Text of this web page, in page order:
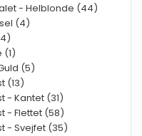
- Helblonde (44)
(4)
(1)
(5)
(13)
- Kantet (31)
- Flettet (58)
- Svejfet (35)